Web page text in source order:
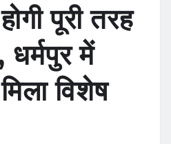
पूरी तरह
में
विशेष